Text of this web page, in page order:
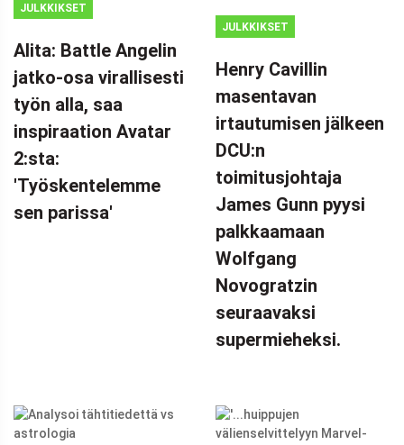
JULKKIKSET
Alita: Battle Angelin
jatko-osa virallisesti
työn alla, saa
inspiraation Avatar
2:sta:
'Työskentelemme
sen parissa'
JULKKIKSET
Henry Cavillin
masentavan
irtautumisen jälkeen
DCU:n
toimitusjohtaja
James Gunn pyysi
palkkaamaan
Wolfgang
Novogratzin
seuraavaksi
supermieheksi.